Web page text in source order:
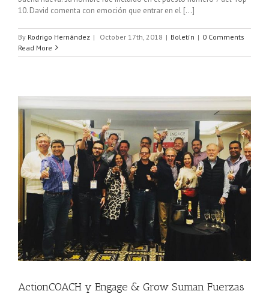
10. David comenta con emoción que entrar en el [...]
By Rodrigo Hernández | October 17th, 2018 | Boletín | 0 Comments
Read More
ActionCOACH y Engage & Grow Suman Fuerzas